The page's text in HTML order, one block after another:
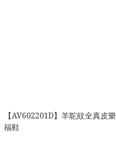
【AV602201D】羊鴕紋全真皮樂
福鞋